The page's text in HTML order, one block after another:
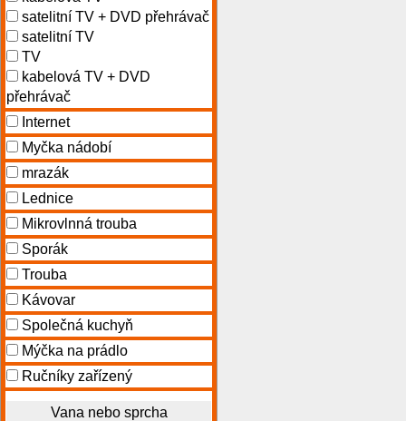
satelitní TV + DVD přehrávač
satelitní TV
TV
kabelová TV + DVD
přehrávač
Internet
Myčka nádobí
mrazák
Lednice
Mikrovlnná trouba
Sporák
Trouba
Kávovar
Společná kuchyň
Mýčka na prádlo
Ručníky zařízený
Vana nebo sprcha